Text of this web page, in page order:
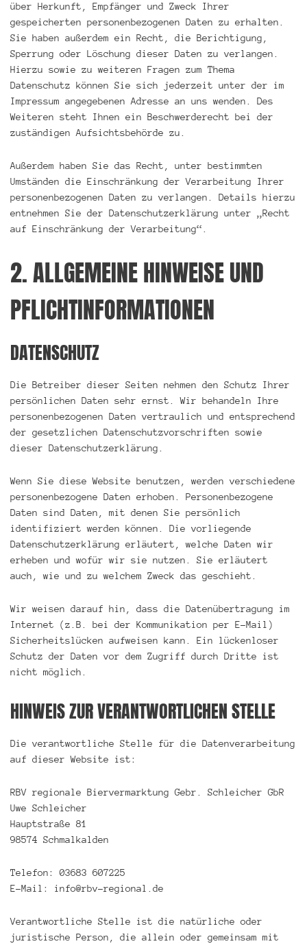
über Herkunft, Empfänger und Zweck Ihrer
gespeicherten personenbezogenen Daten zu erhalten.
Sie haben außerdem ein Recht, die Berichtigung,
Sperrung oder Löschung dieser Daten zu verlangen.
Hierzu sowie zu weiteren Fragen zum Thema
Datenschutz können Sie sich jederzeit unter der im
Impressum angegebenen Adresse an uns wenden. Des
Weiteren steht Ihnen ein Beschwerderecht bei der
zuständigen Aufsichtsbehörde zu.
Außerdem haben Sie das Recht, unter bestimmten
Umständen die Einschränkung der Verarbeitung Ihrer
personenbezogenen Daten zu verlangen. Details hierzu
entnehmen Sie der Datenschutzerklärung unter „Recht
auf Einschränkung der Verarbeitung“.
2. ALLGEMEINE HINWEISE UND
PFLICHTINFORMATIONEN
DATENSCHUTZ
Die Betreiber dieser Seiten nehmen den Schutz Ihrer
persönlichen Daten sehr ernst. Wir behandeln Ihre
personenbezogenen Daten vertraulich und entsprechend
der gesetzlichen Datenschutzvorschriften sowie
dieser Datenschutzerklärung.
Wenn Sie diese Website benutzen, werden verschiedene
personenbezogene Daten erhoben. Personenbezogene
Daten sind Daten, mit denen Sie persönlich
identifiziert werden können. Die vorliegende
Datenschutzerklärung erläutert, welche Daten wir
erheben und wofür wir sie nutzen. Sie erläutert
auch, wie und zu welchem Zweck das geschieht.
Wir weisen darauf hin, dass die Datenübertragung im
Internet (z.B. bei der Kommunikation per E-Mail)
Sicherheitslücken aufweisen kann. Ein lückenloser
Schutz der Daten vor dem Zugriff durch Dritte ist
nicht möglich.
HINWEIS ZUR VERANTWORTLICHEN STELLE
Die verantwortliche Stelle für die Datenverarbeitung
auf dieser Website ist:
RBV regionale Biervermarktung Gebr. Schleicher GbR
Uwe Schleicher
Hauptstraße 81
98574 Schmalkalden
Telefon: 03683 607225
E-Mail: info@rbv-regional.de
Verantwortliche Stelle ist die natürliche oder
juristische Person, die allein oder gemeinsam mit